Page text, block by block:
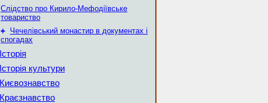
Слідство про Кирило-Мефодіївське
товариство
+ Чечелівський монастир в документах і
спогадах
Історія
Історія культури
Києвознавство
Краєзнавство